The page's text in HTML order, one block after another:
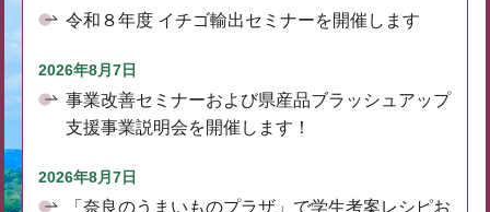
令和８年度 イチゴ輸出セミナーを開催します
2026年8月7日
事業改善セミナーおよび県産品ブラッシュアップ
支援事業説明会を開催します！
2026年8月7日
「奈良のうまいものプラザ」で学生考案レシピお